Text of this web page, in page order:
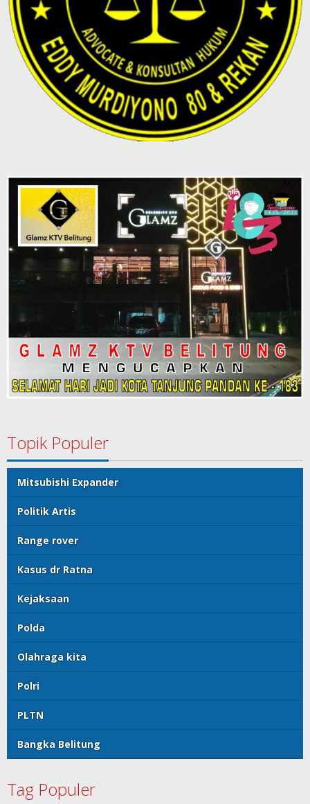
Topik Populer
Mitsubishi Expander
Politik Artis
Range rover
Kasus dr Ratna
Kejaksaan
Polda
Olahraga kita
Polri
PLTN
Bangka Belitung
Tag Populer